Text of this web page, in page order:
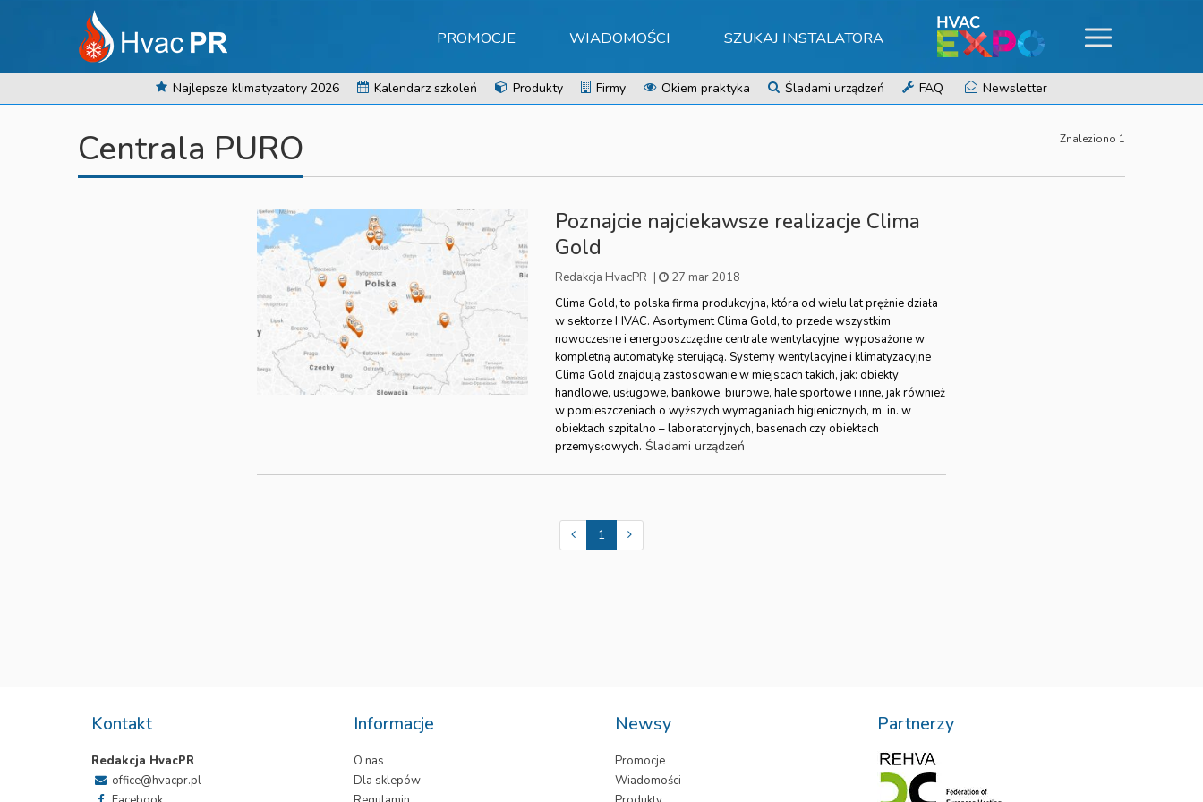
PROMOCJE WIADOMOŚCI SZUKAJ INSTALATORA
Najlepsze klimatyzatory 2026 Kalendarz szkoleń Produkty Firmy Okiem praktyka Śladami urządzeń FAQ Newsletter
Centrala PURO Znaleziono 1
Poznajcie najciekawsze realizacje Clima
Gold
Redakcja HvacPR |
27 mar 2018
Clima Gold, to polska firma produkcyjna, która od wielu lat prężnie działa
w sektorze HVAC. Asortyment Clima Gold, to przede wszystkim
nowoczesne i energooszczędne centrale wentylacyjne, wyposażone w
kompletną automatykę sterującą. Systemy wentylacyjne i klimatyzacyjne
Clima Gold znajdują zastosowanie w miejscach takich, jak: obiekty
handlowe, usługowe, bankowe, biurowe, hale sportowe i inne, jak również
w pomieszczeniach o wyższych wymaganiach higienicznych, m. in. w
obiektach szpitalno – laboratoryjnych, basenach czy obiektach
przemysłowych. Śladami urządzeń
1
Kontakt
Redakcja HvacPR
office@hvacpr.pl
Informacje
O nas
Dla sklepów
Newsy
Promocje
Wiadomości
Partnerzy